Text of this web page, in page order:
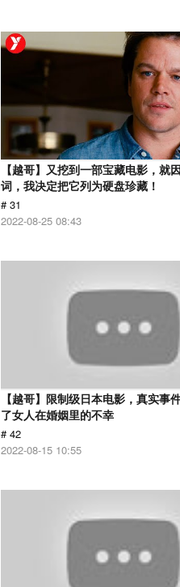
【越哥】又挖到一部宝藏电影，就
词，我决定把它列为硬盘珍藏！
# 31
2022-08-25 08:43
【越哥】限制级日本电影，真实事
了女人在婚姻里的不幸
# 42
2022-08-15 10:55